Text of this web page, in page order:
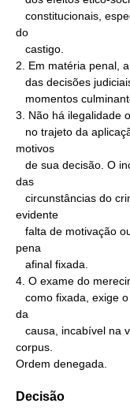
do
2. Em matéria penal,
3. Não há ilegalidade
motivos
das
evidente
pena
4. O exame do
da
corpus.
Ordem denegada.
Decisão